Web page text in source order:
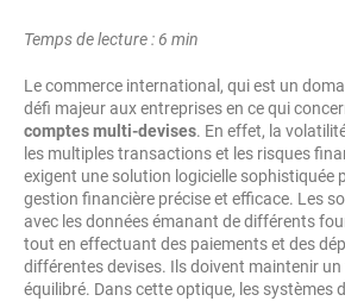
Temps de lecture : 6 min
Le commerce international, qui est un
défi majeur aux entreprises en ce qui
comptes multi-devises. En effet, la
les multiples transactions et les risques
exigent une solution logicielle sophistiquée
gestion financière précise et efficace. Les
avec les données émanant de différents
tout en effectuant des paiements et des
différentes devises. Ils doivent maintenir
équilibré. Dans cette optique, les systèmes